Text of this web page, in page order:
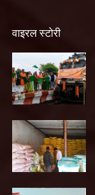
वाइरल स्टोरी